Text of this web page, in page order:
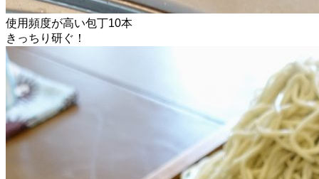
使用頻度が高い包丁10本
きっちり研ぐ！